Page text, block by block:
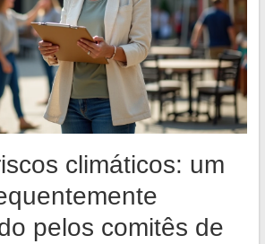
climáticos: um
pelos comitês de